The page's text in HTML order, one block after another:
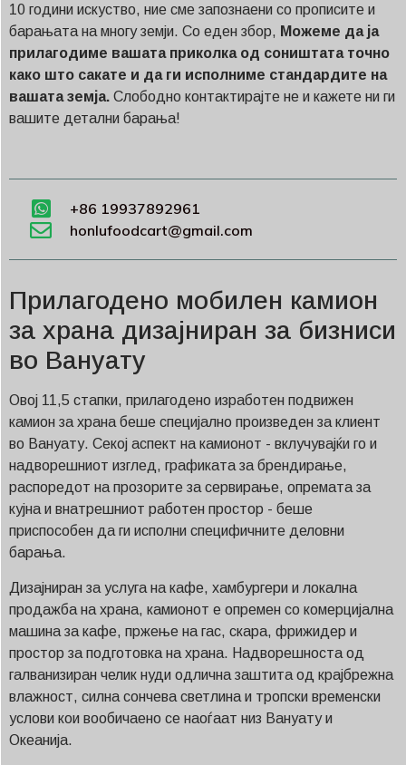
10 години искуство, ние сме запознаени со прописите и
барањата на многу земји. Со еден збор, Можеме да ја
прилагодиме вашата приколка од соништата точно
како што сакате и да ги исполниме стандардите на
вашата земја. Слободно контактирајте не и кажете ни ги
вашите детални барања!
+86 19937892961
honlufoodcart@gmail.com
Прилагодено мобилен камион
за храна дизајниран за бизниси
во Вануату
Овој 11,5 стапки, прилагодено изработен подвижен
камион за храна беше специјално произведен за клиент
во Вануату. Секој аспект на камионот - вклучувајќи го и
надворешниот изглед, графиката за брендирање,
распоредот на прозорите за сервирање, опремата за
кујна и внатрешниот работен простор - беше
приспособен да ги исполни специфичните деловни
барања.
Дизајниран за услуга на кафе, хамбургери и локална
продажба на храна, камионот е опремен со комерцијална
машина за кафе, пржење на гас, скара, фрижидер и
простор за подготовка на храна. Надворешноста од
галванизиран челик нуди одлична заштита од крајбрежна
влажност, силна сончева светлина и тропски временски
услови кои вообичаено се наоѓаат низ Вануату и
Океанија.